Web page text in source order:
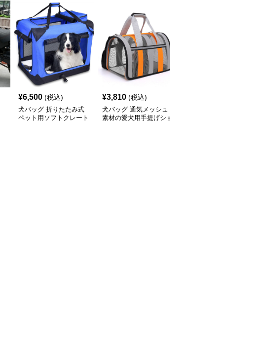
¥6,500 (税込)
犬バッグ 折りたたみ式
ペット用ソフトクレート
¥3,810 (税込)
犬バッグ 通気メッシュ
素材の愛犬用手提げショ